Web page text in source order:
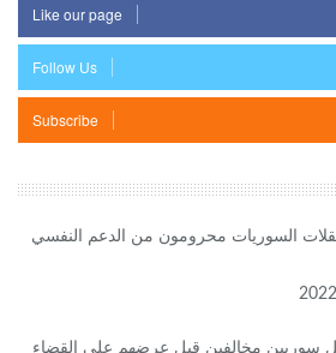
Like our page
Follow Us
Subscribe
السوريات محرومون من الدعم النفسي
سوريين مخالفين قبل عرضهم على القضاء